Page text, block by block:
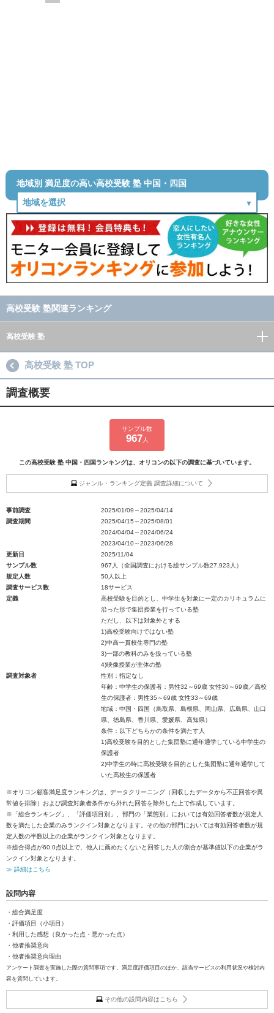
地域別 満足度の高い高校受験 塾 中国・四国
高校受験 塾関連ランキング
高校受験 塾
高校受験 塾 TOP
調査概要
サンプル数
967 人
この高校受験 塾 中国・四国ランキングは、オリコンの以下の調査に基づいています。
ジャンル・ランキング定義 調査詳細について
事前調査
2025/01/09～2025/04/14
調査期間
2025/04/15～2025/08/01
2024/04/04～2024/06/24
2023/04/10～2023/06/28
更新日
2025/11/04
サンプル数
967人（全国調査における総サンプル数27,923人）
規定人数
50人以上
調査サービス数
18サービス
定義
高校受験を目的とし、中学生を対象に一定のカリキュラムに
沿った形で集団授業を行っている塾
ただし、以下は対象外とする
1)高校受験向けではない塾
2)中高一貫校生専門の塾
3)一部の教科のみを扱っている塾
4)映像授業が主体の塾
調査対象者
性別：指定なし
年齢：中学生の保護者：男性32～69歳 女性30～69歳／高校
生の保護者：男性35～69歳 女性33～69歳
地域：中国・四国（鳥取県、島根県、岡山県、広島県、山口
県、徳島県、香川県、愛媛県、高知県）
条件：以下どちらかの条件を満たす人
1)高校受験を目的とした集団塾に通年通学している中学生の
保護者
2)中学生の時に高校受験を目的とした集団塾に通年通学して
いた高校生の保護者
※オリコン顧客満足度ランキングは、データクリーニング（回収したデータから不正回答や異
常値を排除）および調査対象者条件から外れた回答を除外した上で作成しています。
※「総合ランキング」、「評価項目別」、部門の「業態別」においては有効回答者数が規定人
数を満たした企業のみランクイン対象となります。その他の部門においては有効回答者数が規
定人数の半数以上の企業がランクイン対象となります。
※総合得点が60.0点以上で、他人に薦めたくないと回答した人の割合が基準値以下の企業がラ
ンクイン対象となります。
≫ 詳細はこちら
設問内容
・総合満足度
・評価項目（小項目）
・利用した感想（良かった点・悪かった点）
・他者推奨意向
・他者推奨意向理由
アンケート調査を実施した際の質問事項です。満足度評価項目のほか、該当サービスの利用状況や検討内
容を質問しています。
その他の設問内容はこちら